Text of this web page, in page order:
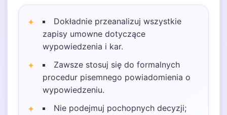
Dokładnie przeanalizuj wszystkie
zapisy umowne dotyczące
wypowiedzenia i kar.
Zawsze stosuj się do formalnych
procedur pisemnego powiadomienia o
wypowiedzeniu.
Nie podejmuj pochopnych decyzji;